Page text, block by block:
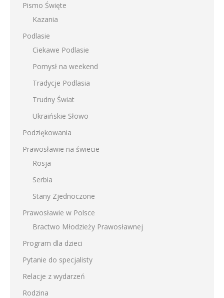
Pismo Święte
Kazania
Podlasie
Ciekawe Podlasie
Pomysł na weekend
Tradycje Podlasia
Trudny Świat
Ukraińskie Słowo
Podziękowania
Prawosławie na świecie
Rosja
Serbia
Stany Zjednoczone
Prawosławie w Polsce
Bractwo Młodzieży Prawosławnej
Program dla dzieci
Pytanie do specjalisty
Relacje z wydarzeń
Rodzina